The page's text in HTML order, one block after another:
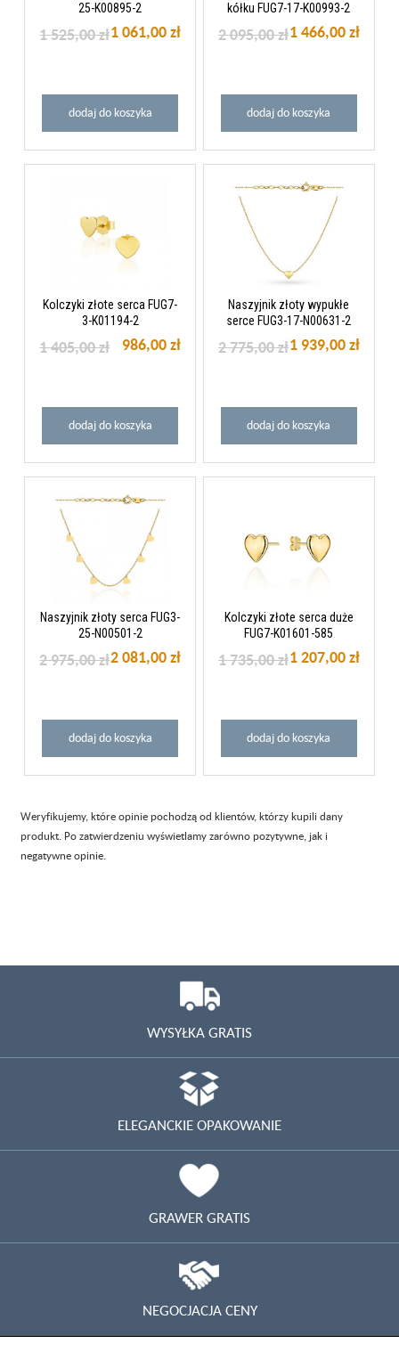
25-K00895-2
1 061,00 zł
1 525,00 zł
dodaj do koszyka
kółku FUG7-17-K00993-2
1 466,00 zł
2 095,00 zł
dodaj do koszyka
Kolczyki złote serca FUG7-
3-K01194-2
986,00 zł
1 405,00 zł
dodaj do koszyka
Naszyjnik złoty wypukłe
serce FUG3-17-N00631-2
1 939,00 zł
2 775,00 zł
dodaj do koszyka
Naszyjnik złoty serca FUG3-
25-N00501-2
2 081,00 zł
2 975,00 zł
dodaj do koszyka
Kolczyki złote serca duże
FUG7-K01601-585
1 207,00 zł
1 735,00 zł
dodaj do koszyka
Weryfikujemy, które opinie pochodzą od klientów, którzy kupili dany
produkt. Po zatwierdzeniu wyświetlamy zarówno pozytywne, jak i
negatywne opinie.
WYSYŁKA GRATIS
ELEGANCKIE OPAKOWANIE
GRAWER GRATIS
NEGOCJACJA CENY